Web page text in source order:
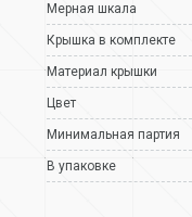
Мерная шкала
Крышка в комплекте
Материал крышки
Цвет
Минимальная партия
В упаковке